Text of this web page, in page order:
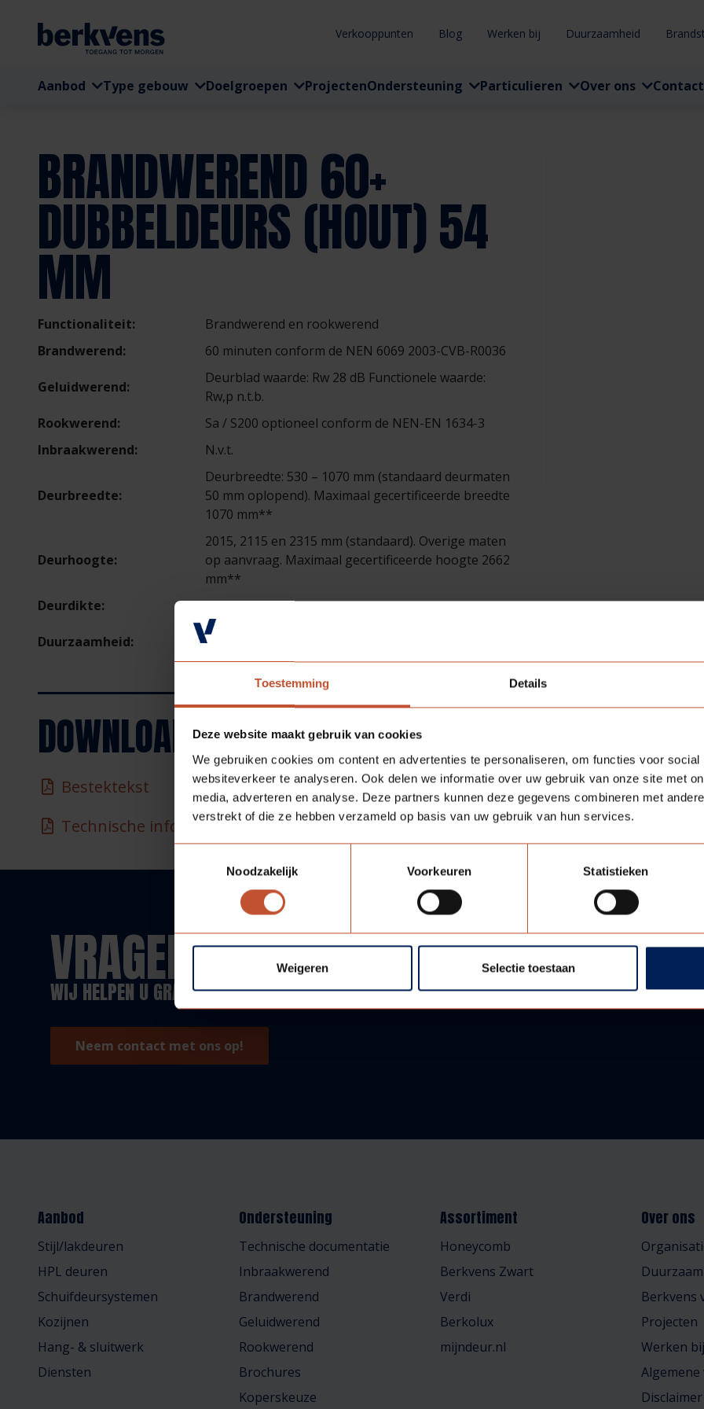
Toestemming Details
Deze website maakt gebruik van cookies
We gebruiken cookies om content en advertenties te personaliseren, om functies voor
websiteverkeer te analyseren. Ook delen we informatie over uw gebruik van onze site met
media, adverteren en analyse. Deze partners kunnen deze gegevens combineren met
verstrekt of die ze hebben verzameld op basis van uw gebruik van hun services.
Noodzakelijk
Voorkeuren Statistieken
Weigeren Selectie toestaan
Verkooppunten Blog Werken bij Duurzaamheid
Aanbod Type gebouw Doelgroepen ProjectenOndersteuning Particulieren Over ons Contact
BRANDWEREND 60+
DUBBELDEURS (HOUT) 54
MM
Functionaliteit:
Brandwerend en rookwerend
Brandwerend:
60 minuten conform de NEN 6069 2003-CVB-R0036
Geluidwerend:
Deurblad waarde: Rw 28 dB Functionele waarde:
Rw,p n.t.b.
Rookwerend:
Sa / S200 optioneel conform de NEN-EN 1634-3
Inbraakwerend:
N.v.t.
Deurbreedte:
Deurbreedte: 530 – 1070 mm (standaard deurmaten
50 mm oplopend). Maximaal gecertificeerde breedte
1070 mm**
Deurhoogte:
2015, 2115 en 2315 mm (standaard). Overige maten
op aanvraag. Maximaal gecertificeerde hoogte 2662
mm**
Deurdikte:
54 mm
Duurzaamheid:
LCA, FSC, Biobased aandeel & Vos certificaten
DOWNLOADS
Bestektekst
Technische informatie
VRAGEN?
WIJ HELPEN U GRAAG!
Neem contact met ons op!
Aanbod
Stijl/lakdeuren
HPL deuren
Schuifdeursystemen
Kozijnen
Hang- & sluitwerk
Diensten
Ondersteuning
Technische documentatie
Inbraakwerend
Brandwerend
Geluidwerend
Rookwerend
Brochures
Koperskeuze
Assortiment
Honeycomb
Berkvens Zwart
Verdi
Berkolux
mijndeur.nl
Over ons
Berkvens
Projecten
Werken
Disclaimer